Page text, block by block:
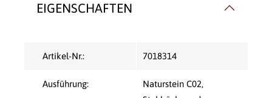
EIGENSCHAFTEN
Artikel-Nr.: 7018314
Ausführung:
Naturstein C02,